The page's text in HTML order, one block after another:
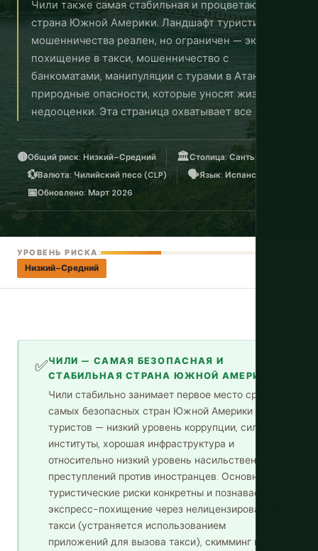
Чили также самая стабильная и процветающая
страна Южной Америки. Ландшафт туристического
мошенничества реален, но ограничен — экспресс-
похищение в такси, мошенничество с
банкоматами, манипуляции с турами в Атакаме и
природные опасности, которые уносят жизни из-за
недооценки. Эта страница охватывает все это.
🟡Общий риск: Низкий–Средний 🏛️Столица: Сантьяго
💱Валюта: Чилийский песо (CLP) 🗣️Язык: Испанский
📅Обновлено: Март 2026
УРОВЕНЬ РИСКА:
Низкий–Средний
✅ЧИЛИ — САМАЯ БЕЗОПАСНАЯ И
СТАБИЛЬНАЯ СТРАНА ЮЖНОЙ АМЕРИКИ
Чили стабильно занимает первое место среди
самых безопасных стран Южной Америки для
туристов — низкий уровень коррупции, сильные
институты, хорошая инфраструктура и
относительно низкий уровень насильственных
преступлений против иностранцев. Основные
туристические риски конкретны и познаваемы:
экспресс-похищение через нелицензированные
такси (устраняется использованием
приложений для вызова такси), скимминг карт в